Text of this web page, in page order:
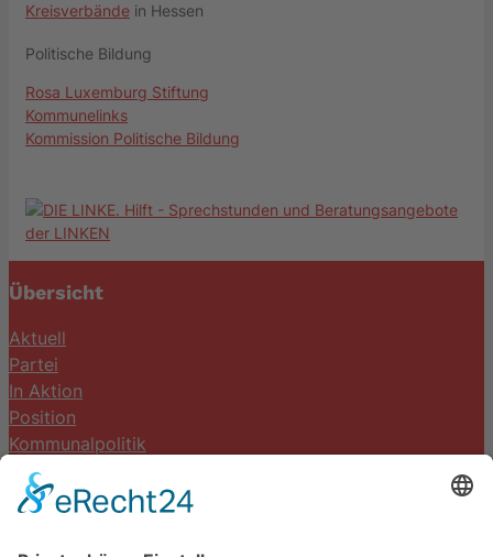
Kreisverbände in Hessen
Politische Bildung
Rosa Luxemburg Stiftung
Kommunelinks
Kommission Politische Bildung
Übersicht
Aktuell
Partei
In Aktion
Position
Kommunalpolitik
Termine